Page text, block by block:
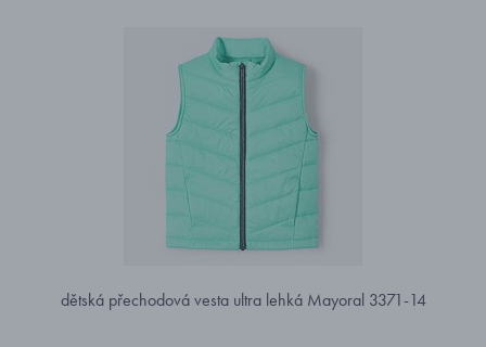
dětská přechodová vesta ultra lehká Mayoral 3371-14